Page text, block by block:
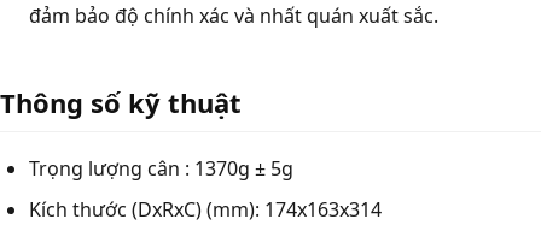
đảm bảo độ chính xác và nhất quán xuất sắc.
Thông số kỹ thuật
Trọng lượng cân : 1370g ± 5g
Kích thước (DxRxC) (mm): 174x163x314